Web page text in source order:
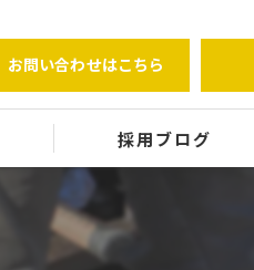
お問い合わせはこちら
採用ブログ